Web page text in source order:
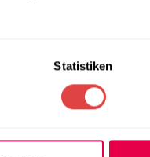
Statistiken
Stretch-
,Cocktailtisch-